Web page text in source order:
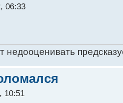
06:33
недооценивать
10:51